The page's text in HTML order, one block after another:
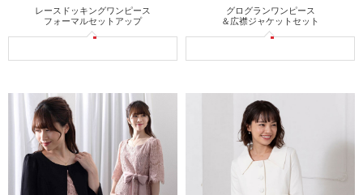
レースドッキングワンピース
フォーマルセットアップ
グログランワンピース
＆広襟ジャケットセット